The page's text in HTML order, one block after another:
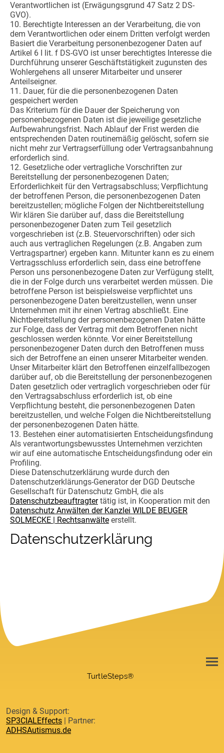
Verantwortlichen ist (Erwägungsgrund 47 Satz 2 DS-
GVO).
10. Berechtigte Interessen an der Verarbeitung, die von
dem Verantwortlichen oder einem Dritten verfolgt werden
Basiert die Verarbeitung personenbezogener Daten auf
Artikel 6 I lit. f DS-GVO ist unser berechtigtes Interesse die
Durchführung unserer Geschäftstätigkeit zugunsten des
Wohlergehens all unserer Mitarbeiter und unserer
Anteilseigner.
11. Dauer, für die die personenbezogenen Daten
gespeichert werden
Das Kriterium für die Dauer der Speicherung von
personenbezogenen Daten ist die jeweilige gesetzliche
Aufbewahrungsfrist. Nach Ablauf der Frist werden die
entsprechenden Daten routinemäßig gelöscht, sofern sie
nicht mehr zur Vertragserfüllung oder Vertragsanbahnung
erforderlich sind.
12. Gesetzliche oder vertragliche Vorschriften zur
Bereitstellung der personenbezogenen Daten;
Erforderlichkeit für den Vertragsabschluss; Verpflichtung
der betroffenen Person, die personenbezogenen Daten
bereitzustellen; mögliche Folgen der Nichtbereitstellung
Wir klären Sie darüber auf, dass die Bereitstellung
personenbezogener Daten zum Teil gesetzlich
vorgeschrieben ist (z.B. Steuervorschriften) oder sich
auch aus vertraglichen Regelungen (z.B. Angaben zum
Vertragspartner) ergeben kann. Mitunter kann es zu einem
Vertragsschluss erforderlich sein, dass eine betroffene
Person uns personenbezogene Daten zur Verfügung stellt,
die in der Folge durch uns verarbeitet werden müssen. Die
betroffene Person ist beispielsweise verpflichtet uns
personenbezogene Daten bereitzustellen, wenn unser
Unternehmen mit ihr einen Vertrag abschließt. Eine
Nichtbereitstellung der personenbezogenen Daten hätte
zur Folge, dass der Vertrag mit dem Betroffenen nicht
geschlossen werden könnte. Vor einer Bereitstellung
personenbezogener Daten durch den Betroffenen muss
sich der Betroffene an einen unserer Mitarbeiter wenden.
Unser Mitarbeiter klärt den Betroffenen einzelfallbezogen
darüber auf, ob die Bereitstellung der personenbezogenen
Daten gesetzlich oder vertraglich vorgeschrieben oder für
den Vertragsabschluss erforderlich ist, ob eine
Verpflichtung besteht, die personenbezogenen Daten
bereitzustellen, und welche Folgen die Nichtbereitstellung
der personenbezogenen Daten hätte.
13. Bestehen einer automatisierten Entscheidungsfindung
Als verantwortungsbewusstes Unternehmen verzichten
wir auf eine automatische Entscheidungsfindung oder ein
Profiling.
Diese Datenschutzerklärung wurde durch den
Datenschutzerklärungs-Generator der DGD Deutsche
Gesellschaft für Datenschutz GmbH, die als
Datenschutzbeauftragtertätig ist, in Kooperation mit den
Datenschutz Anwälten der Kanzlei WILDE BEUGER
SOLMECKE | Rechtsanwälte erstellt.
Datenschutzerklärung
TurtleSteps®
Design & Support:
SP3CIALEffects | Partner:
ADHSAutismus.de